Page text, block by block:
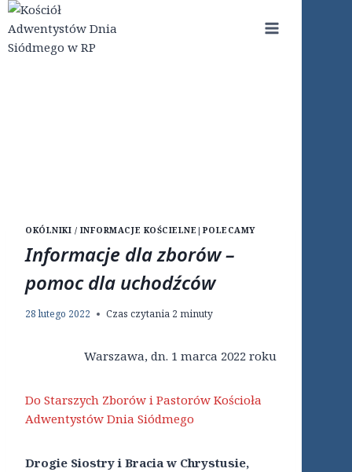
Przejdź
do
treści
OKÓLNIKI / INFORMACJE KOŚCIELNE | POLECAMY
Informacje dla zborów –
pomoc dla uchodźców
28 lutego 2022 Czas czytania 2 minuty
Warszawa, dn. 1 marca 2022 roku
Do Starszych Zborów i Pastorów Kościoła
Adwentystów Dnia Siódmego
Drogie Siostry i Bracia w Chrystusie,